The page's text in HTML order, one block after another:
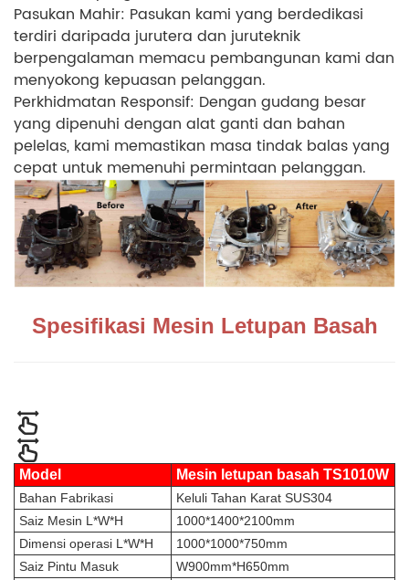
Pasukan Mahir: Pasukan kami yang berdedikasi
terdiri daripada jurutera dan juruteknik
berpengalaman memacu pembangunan kami dan
menyokong kepuasan pelanggan.
Perkhidmatan Responsif: Dengan gudang besar
yang dipenuhi dengan alat ganti dan bahan
pelelas, kami memastikan masa tindak balas yang
cepat untuk memenuhi permintaan pelanggan.
Spesifikasi Mesin Letupan Basah
Model Mesin letupan basah TS1010W
Bahan Fabrikasi
Keluli Tahan Karat SUS304
Saiz Mesin L*W*H
1000*1400*2100mm
Dimensi operasi L*W*H
1000*1000*750mm
Saiz Pintu Masuk
W900mm*H650mm